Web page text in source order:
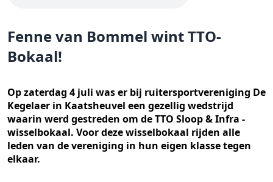
Fenne van Bommel wint TTO-
Bokaal!
Op zaterdag 4 juli was er bij ruitersportvereniging De
Kegelaer in Kaatsheuvel een gezellig wedstrijd
waarin werd gestreden om de TTO Sloop & Infra -
wisselbokaal. Voor deze wisselbokaal rijden alle
leden van de vereniging in hun eigen klasse tegen
elkaar.